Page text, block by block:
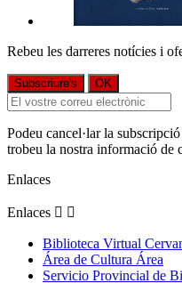
Rebeu les darreres notícies i
Podeu cancel·lar la
trobeu la nostra informació de
Enlaces
Enlaces  
Biblioteca Virtual
Área de Cultura Área
Servicio Provincial de